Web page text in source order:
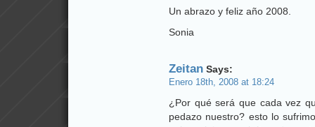
Un abrazo y feliz año 2008.
Sonia
Zeitan Says:
Enero 18th, 2008 at 18:24
¿Por qué será que cada vez
pedazo nuestro? esto lo